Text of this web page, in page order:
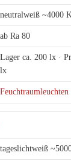
neutralweiß ~4000
ab Ra 80
Lager ca. 200 lx ·
lx
Feuchtraumleuchten
tageslichtweiß